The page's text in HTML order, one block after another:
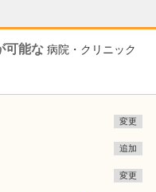
可能な 病院・クリニック
変更
追加
変更